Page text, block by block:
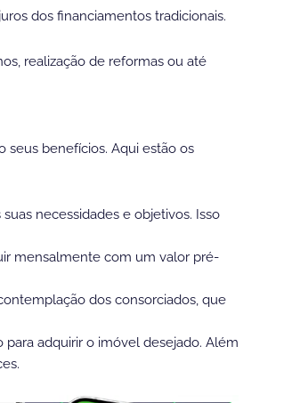
dos financiamentos tradicionais.
realização de reformas ou até
seus benefícios. Aqui estão os
necessidades e objetivos. Isso
mensalmente com um valor pré-
dos consorciados, que
adquirir o imóvel desejado. Além